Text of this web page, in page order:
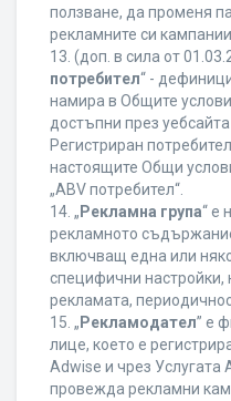
ползване, да променя
рекламните си кампании
13. (доп. в сила от
потребител“ -
намира в Общите
достъпни през
Регистриран
настоящите Общи
„ABV потребител“.
14. „ Рекламна група“ е
рекламното
включващ една или
специфични настройки,
рекламата,
15. „ Рекламодател” е
лице, което е
Adwise и чрез Услугата
провежда рекламни